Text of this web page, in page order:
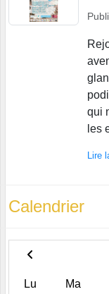
qui
les
Lire
Calendrier
Lu Ma